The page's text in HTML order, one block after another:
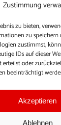
Zustimmung
zu bieten,
zu
zustimmst,
IDs auf dieser
oder
beeinträchtigt
Akzeptieren
Ablehnen
wie dir.
teile deine
auf
Funktionen nutzen
Beiträge
Einloggen